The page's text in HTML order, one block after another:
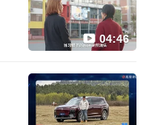
04:46